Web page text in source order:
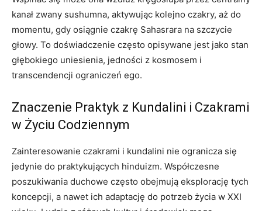
kanał zwany sushumna, aktywując kolejno czakry, aż do
momentu, gdy osiągnie czakrę Sahasrara na szczycie
głowy. To doświadczenie często opisywane jest jako stan
głębokiego uniesienia, jedności z kosmosem i
transcendencji ograniczeń ego.
Znaczenie Praktyk z Kundalini i Czakrami
w Życiu Codziennym
Zainteresowanie czakrami i kundalini nie ogranicza się
jedynie do praktykujących hinduizm. Współczesne
poszukiwania duchowe często obejmują eksplorację tych
koncepcji, a nawet ich adaptację do potrzeb życia w XXI